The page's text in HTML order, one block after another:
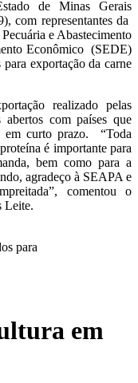
de Minas Gerais
com representantes da
e Abastecimento
Econômico (SEDE)
exportação da carne
realizado pelas
com países que
em curto prazo. “Toda
é importante para
bem como para a
agradeço à SEAPA e
comentou o
Leite.
para
em